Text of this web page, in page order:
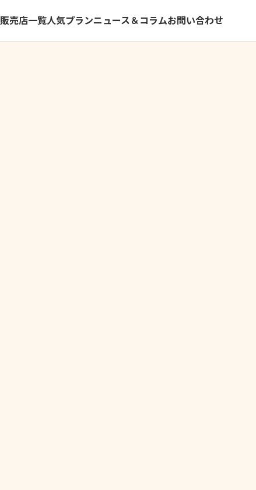
販売店一覧人気プランニュース＆コラムお問い合わせ